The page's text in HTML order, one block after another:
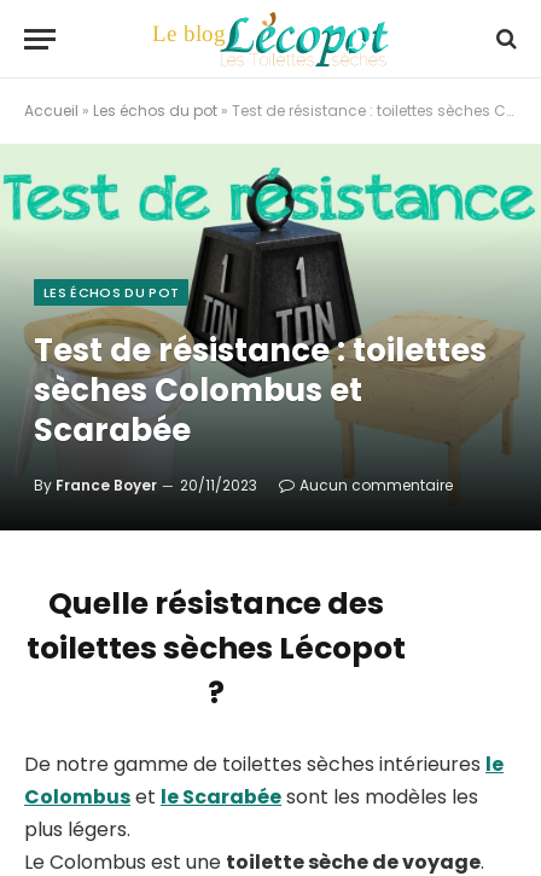
Accueil » Les échos du pot » Test de résistance : toilettes sèches Colombus et Scarabée
LES ÉCHOS DU POT
Test de résistance : toilettes
sèches Colombus et
Scarabée
By France Boyer 20/11/2023 Aucun commentaire
Quelle résistance des
toilettes sèches Lécopot
?
De notre gamme de toilettes sèches intérieures le
Colombuset le Scarabéesont les modèles les
plus légers.
Le Colombus est une toilette sèche de voyage.